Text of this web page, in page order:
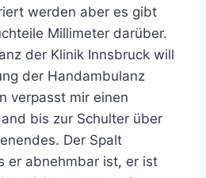
werden aber es gibt
Millimeter darüber.
der Klinik Innsbruck will
der Handambulanz
verpasst mir einen
bis zur Schulter über
Der Spalt
er abnehmbar ist, er ist